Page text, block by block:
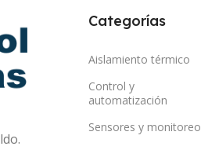
Categorías
Aislamiento térmico
Control y
automatización
Sensores y monitoreo